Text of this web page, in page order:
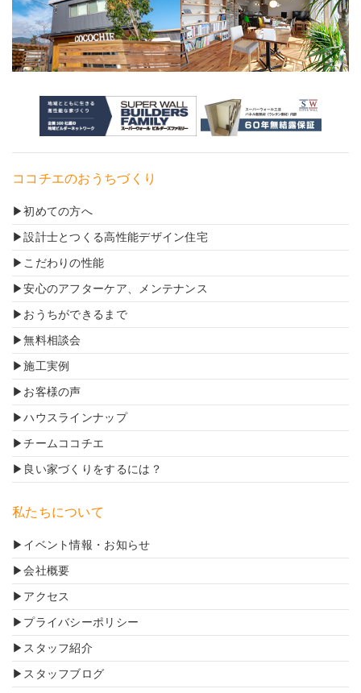
ココチエのおうちづくり
初めての方へ
設計士とつくる高性能デザイン住宅
こだわりの性能
安心のアフターケア、メンテナンス
おうちができるまで
無料相談会
施工実例
お客様の声
ハウスラインナップ
チームココチエ
良い家づくりをするには？
私たちについて
イベント情報・お知らせ
会社概要
アクセス
プライバシーポリシー
スタッフ紹介
スタッフブログ